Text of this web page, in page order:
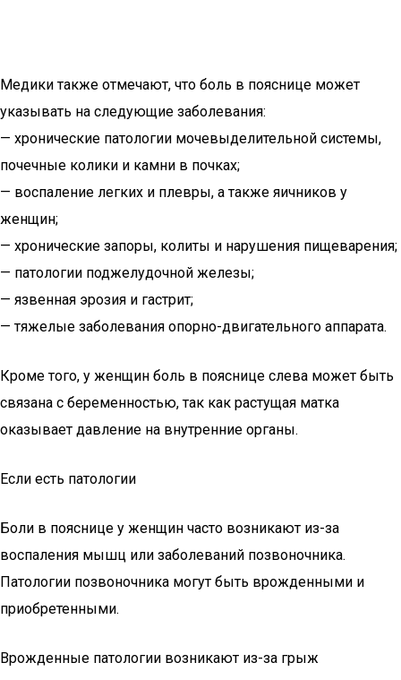
Медики также отмечают, что боль в пояснице может
указывать на следующие заболевания:
— хронические патологии мочевыделительной системы,
почечные колики и камни в почках;
— воспаление легких и плевры, а также яичников у
женщин;
— хронические запоры, колиты и нарушения пищеварения;
— патологии поджелудочной железы;
— язвенная эрозия и гастрит;
— тяжелые заболевания опорно-двигательного аппарата.
Кроме того, у женщин боль в пояснице слева может быть
связана с беременностью, так как растущая матка
оказывает давление на внутренние органы.
Если есть патологии
Боли в пояснице у женщин часто возникают из-за
воспаления мышц или заболеваний позвоночника.
Патологии позвоночника могут быть врожденными и
приобретенными.
Врожденные патологии возникают из-за грыж